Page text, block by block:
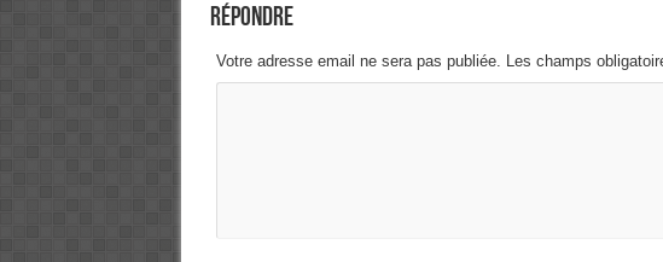
Répondre
Votre adresse email ne sera pas publiée. Les champs